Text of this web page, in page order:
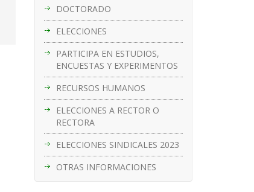
DOCTORADO
ELECCIONES
PARTICIPA EN ESTUDIOS,
ENCUESTAS Y EXPERIMENTOS
RECURSOS HUMANOS
ELECCIONES A RECTOR O
RECTORA
ELECCIONES SINDICALES 2023
OTRAS INFORMACIONES